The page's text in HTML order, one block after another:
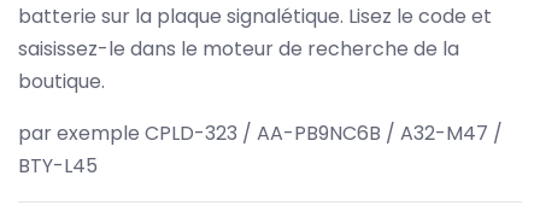
batterie sur la plaque signalétique. Lisez le code et
saisissez-le dans le moteur de recherche de la
boutique.
par exemple CPLD-323 / AA-PB9NC6B / A32-M47 /
BTY-L45